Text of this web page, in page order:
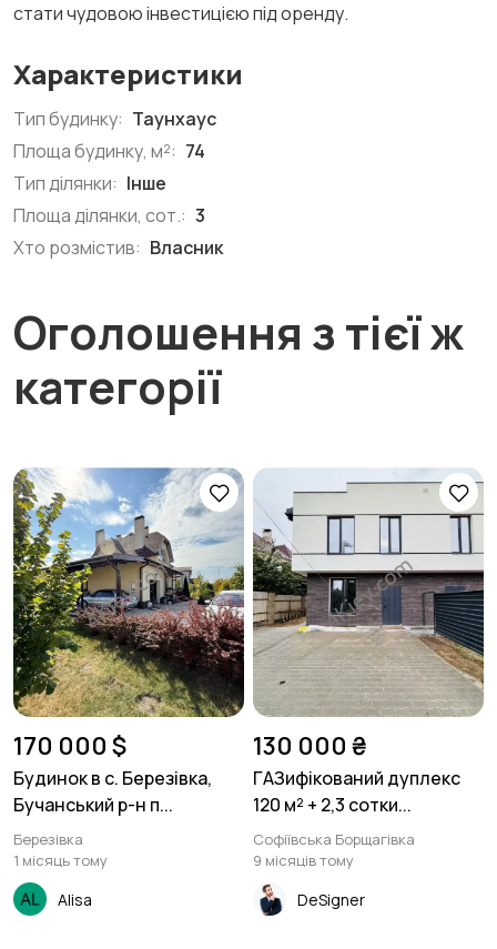
стати чудовою інвестицією під оренду.
Характеристики
Тип будинку: Таунхаус
Площа будинку, м²: 74
Тип ділянки: Інше
Площа ділянки, сот.: 3
Хто розмістив: Власник
Оголошення з тієї ж
категорії
170 000 $
Будинок в с. Березівка,
Бучанський р-н п...
Березівка
1 місяць тому
Alisa
130 000 ₴
ГАЗифікований дуплекс
120 м² + 2,3 сотки...
Софіївська Борщагівка
9 місяців тому
DeSigner